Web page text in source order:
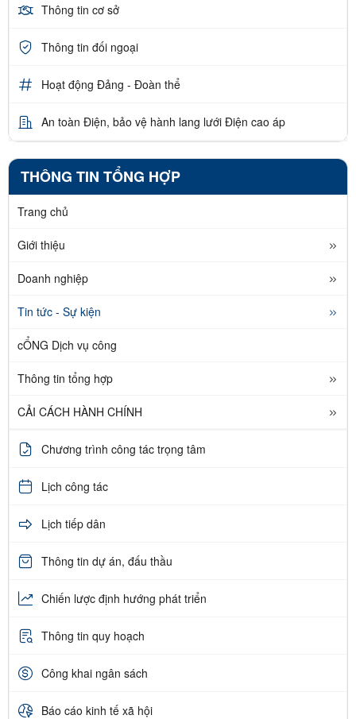
Thông tin cơ sở
Thông tin đối ngoại
Hoạt động Đảng - Đoàn thể
An toàn Điện, bảo vệ hành lang lưới Điện cao áp
THÔNG TIN TỔNG HỢP
Trang chủ
Giới thiệu
Doanh nghiệp
Tin tức - Sự kiện
cỔNG Dịch vụ công
Thông tin tổng hợp
CẢI CÁCH HÀNH CHÍNH
Chương trình công tác trọng tâm
Lịch công tác
Lịch tiếp dân
Thông tin dự án, đấu thầu
Chiến lược định hướng phát triển
Thông tin quy hoạch
Công khai ngân sách
Báo cáo kinh tế xã hội